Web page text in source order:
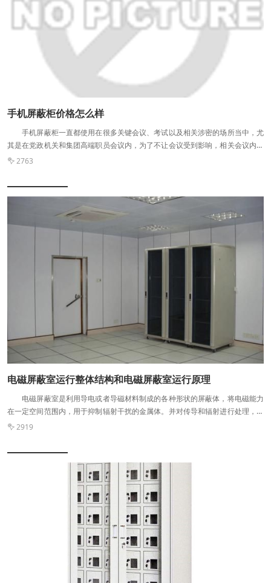
屉小格采用绒布包装，时尚、美观。 安全可靠:采用安全可靠的门磁结构，
能保证达到更好的手机屏蔽效果。 屏蔽范围:物理屏蔽，不受各种移动通信
制式的影响，且不产生电磁辐射，不影响周边环境。
手机屏蔽柜价格怎么样
手机屏蔽柜一直都使用在很多关键会议、考试以及相关涉密的场所当中，尤
其是在党政机关和集团高端职员会议内，为了不让会议受到影响，相关会议内容
不会泄密，每位人员的电话以及一切通讯工具都会放置在这样的柜体当中。
市面上的品牌产品有很多，涌现了不少这类产品的生产厂家。我们可以发现这样
的柜体拥有了非常严密紧凑的设计，内部当中选择了电镀处理方法，表面喷漆之
后看起来更加精美，不仅如此，在耐磨防腐性能上也有所提高。 这样的 柜
子 到底有着怎样的作用呢?简单来说，它有着相当强的防辐射性能，屏蔽外界的
效能非常不错，可以有效帮助我们抑制大家手机当中的各种信号被泄露，在一个
抽屉 内可以放置多部手机，不会影响安全性。 这类产品的价格可以说是无
数商家关注的焦点内容，然而现在市面上的品牌有很多，不同的工艺加工技术以
及原材料所生产制作的产品有着不一样的品质以及防辐射性能、屏蔽性能等。所
以大家在选择这类柜体的时候不仅需要注重价格，更加需要注重自身的需求。
尤其是手机屏蔽柜的尺寸、材质以及抽屉有多少，此外，尺寸也是非常关键
在一些大型会议当中，需要放置上 百部 甚至几百部手机。而一般壁挂类的产
品，适合中大型企业，容量仍旧可以上百部。
 2763
电磁屏蔽室运行整体结构和电磁屏蔽室运行原理
电磁屏蔽室是利用导电或者导磁材料制成的各种形状的屏蔽体，将电磁能力
在一定空间范围内，用于抑制辐射干扰的金属体。并对传导和辐射进行处理，以
实现给被测无线通讯设备提供无干扰的测试环境的设备。 先从屏蔽的基础说
阻抗场，由于波阻抗大，主要是依靠反射损耗增加屏蔽效能;而对于低阻抗场，由
于波阻抗十分小，反射损耗已经可以忽略，主要是依靠吸收损耗增加屏蔽效能。
一是借助电路理论中的电磁感应原理 交变电磁场通过金属材料表面时，
金属材料会由于感应电动势而形成涡流。这个涡流所产生的磁场，正好与原来的
磁场方向相反，从而抵消了部分原来的磁场，起到屏蔽作用。另外，由于金属材
料具有一定的电阻，涡流在金属材料内部产生热消耗了部分入射电磁波的能力，
同样也起到了屏蔽的作用。 二是根据电磁场理论 电磁波在不同传播媒
质的界面，由于波阻抗的突变，电磁波会发生反射。另外，在传输媒质中，例如
金属材料内部，电磁波会发生衰减。这种反射和衰减作用正好就说明金属材料的
屏蔽机理。 三是根据传输线理论 电磁波在有损耗的非均匀传输线中，
 2919